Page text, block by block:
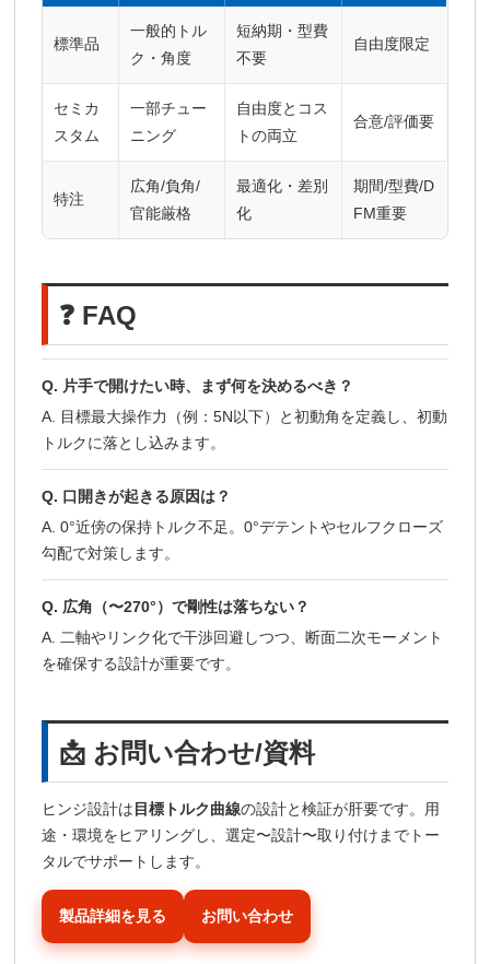
標準品
一般的トル
ク・角度
短納期・型費
不要
自由度限定
セミカ
スタム
一部チュー
ニング
自由度とコス
トの両立
合意/評価要
特注
広角/負角/
官能厳格
最適化・差別
化
期間/型費/D
FM重要
❓ FAQ
Q. 片手で開けたい時、まず何を決めるべき？
A. 目標最大操作力（例：5N以下）と初動角を定義し、初動
トルクに落とし込みます。
Q. 口開きが起きる原因は？
A. 0°近傍の保持トルク不足。0°デテントやセルフクローズ
勾配で対策します。
Q. 広角（〜270°）で剛性は落ちない？
A. 二軸やリンク化で干渉回避しつつ、断面二次モーメント
を確保する設計が重要です。
📩 お問い合わせ/資料
ヒンジ設計は 目標トルク曲線の設計と検証が肝要です。用
途・環境をヒアリングし、選定〜設計〜取り付けまでトー
タルでサポートします。
製品詳細を見る お問い合わせ